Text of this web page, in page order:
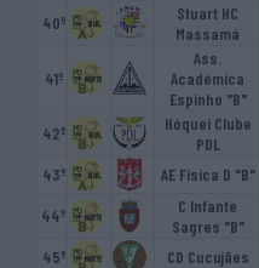
40º
Stuart HC
Massamá
41º
Ass.
Académica
Espinho "B"
42º
Hóquei Clube
PDL
43º
AE Física D "B"
44º
C Infante
Sagres "B"
45º
CD Cucujães